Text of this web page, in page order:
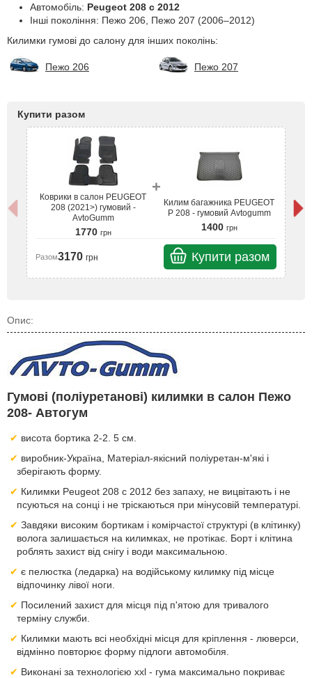
Автомобіль: Peugeot 208 с 2012
Інші покоління: Пежо 206, Пежо 207 (2006–2012)
Килимки гумові до салону для інших поколінь:
Пежо 206 Пежо 207
Купити разом
Коврики в салон PEUGEOT
208 (2021>) гумовий -
AvtoGumm
1770 грн
+
Килим багажника PEUGEOT
P 208 - гумовий Avtogumm
1400 грн
Разом3170 грн Купити разом
Опис:
Гумові (поліуретанові) килимки в салон Пежо
208- Автогум
висота бортика 2-2. 5 см.
виробник-Україна, Матеріал-якісний поліуретан-м'які і
зберігають форму.
Килимки Peugeot 208 с 2012 без запаху, не вицвітають і не
псуються на сонці і не тріскаються при мінусовій температурі.
Завдяки високим бортикам і комірчастої структурі (в клітинку)
волога залишається на килимках, не протікає. Борт і клітина
роблять захист від снігу і води максимальною.
є пелюстка (ледарка) на водійському килимку під місце
відпочинку лівої ноги.
Посилений захист для місця під п'ятою для тривалого
терміну служби.
Килимки мають всі необхідні місця для кріплення - люверси,
відмінно повторює форму підлоги автомобіля.
Виконані за технологією xxl - гума максимально покриває